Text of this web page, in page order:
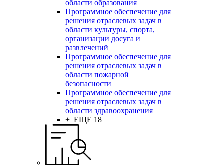
области образования
Программное обеспечение для
решения отраслевых задач в
области культуры, спорта,
организации досуга и
развлечений
Программное обеспечение для
решения отраслевых задач в
области пожарной
безопасности
Программное обеспечение для
решения отраслевых задач в
области здравоохранения
+ ЕЩЕ 18